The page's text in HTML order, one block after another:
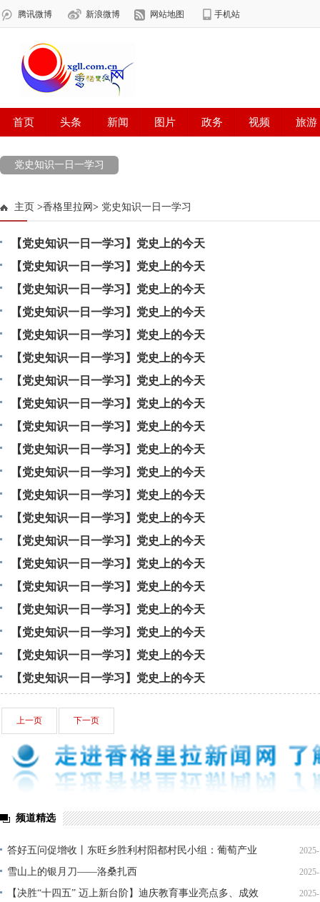
党史知识一日一学习
主页 >香格里拉网 > 党史知识一日一学习
【党史知识一日一学习】党史上的今天
【党史知识一日一学习】党史上的今天
【党史知识一日一学习】党史上的今天
【党史知识一日一学习】党史上的今天
【党史知识一日一学习】党史上的今天
【党史知识一日一学习】党史上的今天
【党史知识一日一学习】党史上的今天
【党史知识一日一学习】党史上的今天
【党史知识一日一学习】党史上的今天
【党史知识一日一学习】党史上的今天
【党史知识一日一学习】党史上的今天
【党史知识一日一学习】党史上的今天
【党史知识一日一学习】党史上的今天
【党史知识一日一学习】党史上的今天
【党史知识一日一学习】党史上的今天
【党史知识一日一学习】党史上的今天
【党史知识一日一学习】党史上的今天
【党史知识一日一学习】党史上的今天
【党史知识一日一学习】党史上的今天
【党史知识一日一学习】党史上的今天
上一页 下一页
频道精选
答好五问促增收丨东旺乡胜利村阳都村民小组：葡萄产业
铺就“甜蜜”增收路
雪山上的银月刀——洛桑扎西
【决胜“十四五” 迈上新台阶】迪庆教育事业亮点多、成效